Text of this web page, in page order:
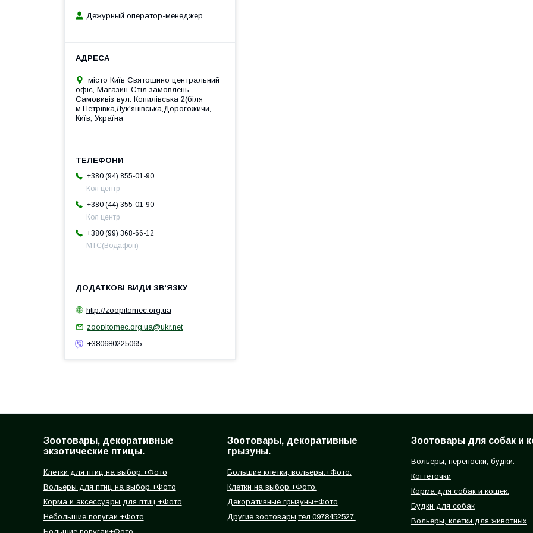
Дежурный оператор-менеджер
місто Київ Святошино центральний
офіс, Магазин-Стіл замовлень-
Самовивіз вул. Копилівська 2(біля
м.Петрівка,Лук'янівська,Дорогожичи,
Київ, Україна
+380 (94) 855-01-90
Кол центр-
+380 (44) 355-01-90
Кол центр
+380 (99) 368-66-12
МТС(Водафон)
http://zoopitomec.org.ua
zoopitomec.org.ua@ukr.net
+380680225065
Зоотовары, декоративные
экзотические птицы.
Клетки для птиц на выбор.+Фото
Вольеры для птиц на выбор.+Фото
Корма и аксессуары для птиц.+Фото
Небольшие попугаи.+Фото
Зоотовары, декоративные
грызуны.
Большие клетки, вольеры.+Фото.
Клетки на выбор.+Фото.
Декоративные грызуны+Фото
Другие зоотовары,тел.0978452527.
Зоотовары для собак и
Вольеры, переноски, будки.
Когтеточки
Корма для собак и кошек.
Будки для собак
Вольеры, клетки для животных